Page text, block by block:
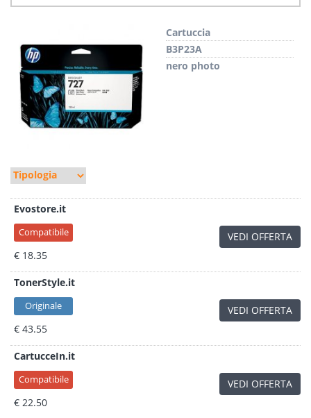
Cartuccia
B3P23A
nero photo
Evostore.it
Compatibile
€ 18.35
VEDI OFFERTA
TonerStyle.it
Originale
€ 43.55
VEDI OFFERTA
CartucceIn.it
Compatibile
€ 22.50
VEDI OFFERTA